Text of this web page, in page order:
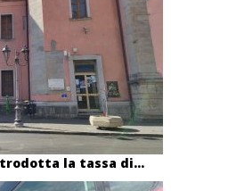
la tassa di...